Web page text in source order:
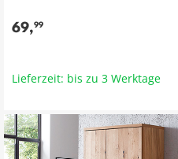
69,99
Lieferzeit: bis zu 3 Werktage